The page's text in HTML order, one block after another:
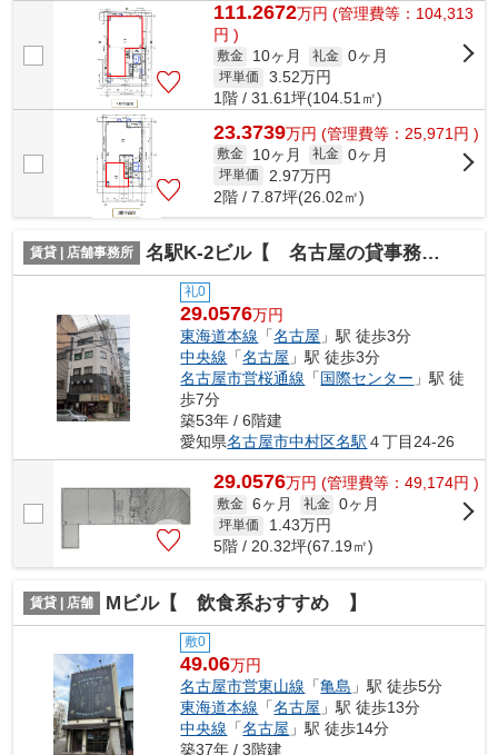
111.2672万円 (管理費等：104,313
円 )
敷金 10ヶ月 礼金 0ヶ月
坪単価 3.52万円
1階 / 31.61坪(104.51㎡)
23.3739万円 (管理費等：25,971円 )
敷金 10ヶ月 礼金 0ヶ月
坪単価 2.97万円
2階 / 7.87坪(26.02㎡)
賃貸 | 店舗事務所 名駅K-2ビル【 名古屋の貸事務所・貸オフィス 】
礼0
29.0576万円
東海道本線 「名古屋 」駅 徒歩3分
中央線 「名古屋 」駅 徒歩3分
名古屋市営桜通線 「国際センター 」駅 徒
歩7分
築53年 / 6階建
愛知県名古屋市中村区名駅 ４丁目24-26
29.0576万円 (管理費等：49,174円 )
敷金 6ヶ月 礼金 0ヶ月
坪単価 1.43万円
5階 / 20.32坪(67.19㎡)
賃貸 | 店舗 Mビル【 飲食系おすすめ 】
敷0
49.06万円
名古屋市営東山線 「亀島 」駅 徒歩5分
東海道本線 「名古屋 」駅 徒歩13分
中央線 「名古屋 」駅 徒歩14分
築37年 / 3階建